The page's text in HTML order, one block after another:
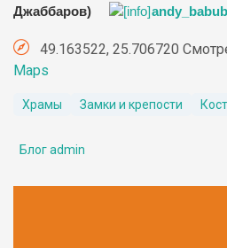
Джаббаров)
49.163522, 25.706720
Maps
Храмы Замки и крепости
Блог admin